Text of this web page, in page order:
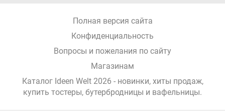
д
о
Полная версия сайта
Конфиденциальность
Вопросы и пожелания по сайту
Магазинам
Каталог Ideen Welt 2026 - новинки, хиты продаж,
купить тостеры, бутербродницы и вафельницы.